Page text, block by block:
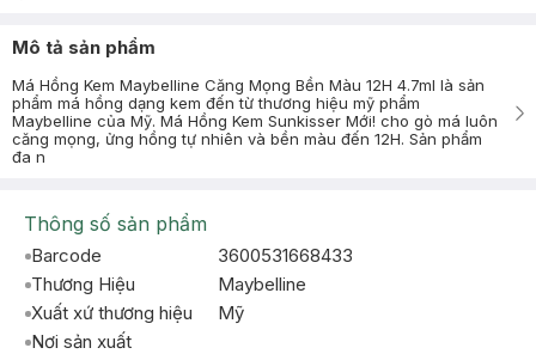
Mô tả sản phẩm
Má Hồng Kem Maybelline Căng Mọng Bền Màu 12H 4.7ml là sản
phẩm má hồng dạng kem đến từ thương hiệu mỹ phẩm
Maybelline của Mỹ. Má Hồng Kem Sunkisser Mới! cho gò má luôn
căng mọng, ửng hồng tự nhiên và bền màu đến 12H. Sản phẩm
đa n
Thông số sản phẩm
Barcode
3600531668433
Thương Hiệu
Maybelline
Xuất xứ thương hiệu
Mỹ
Nơi sản xuất